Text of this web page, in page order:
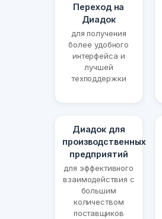
Переход на
Диадок
для получения
более удобного
интерфейса и
лучшей
техподдержки
Диадок для
производственных
предприятий
для эффективного
взаимодействия с
большим
количеством
поставщиков